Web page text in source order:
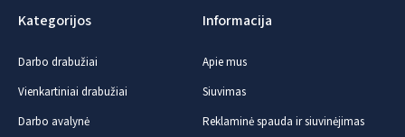
Kategorijos
Darbo drabužiai
Vienkartiniai drabužiai
Darbo avalynė
Informacija
Apie mus
Siuvimas
Reklaminė spauda ir siuvinėjimas